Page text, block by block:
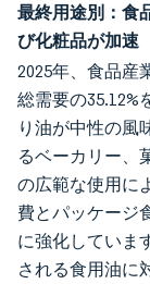
最終用途別：食
び化粧品が加速
2025年、食品産
総需要の35.12%
り油が中性の風
るベーカリー、
の広範な使用に
費とパッケージ
に強化していま
される食用油に